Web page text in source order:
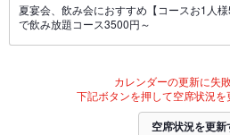
夏宴会、飲み会におすすめ【コースお1人
で飲み放題コース3500円～
カレンダーの更新に失
下記ボタンを押して空席状況を
空席状況を更新